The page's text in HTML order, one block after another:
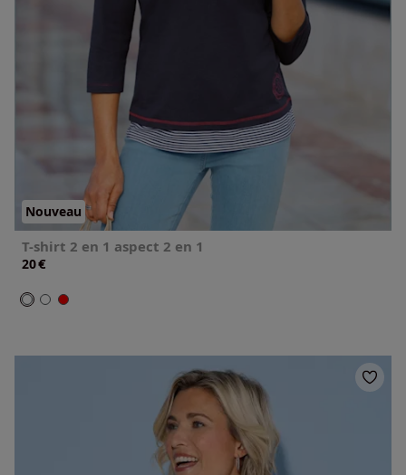
Nouveau
T-shirt 2 en 1 aspect 2 en 1
20€